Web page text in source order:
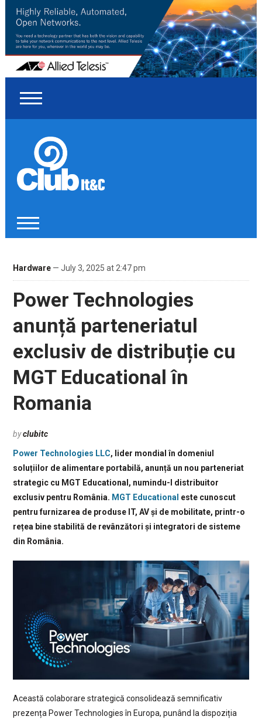
Hardware— July 3, 2025 at 2:47 pm
Power Technologies
anunță parteneriatul
exclusiv de distribuție cu
MGT Educational în
Romania
byclubitc
Power Technologies LLC, lider mondial în domeniul
soluțiilor de alimentare portabilă, anunță un nou parteneriat
strategic cu MGT Educational, numindu-l distribuitor
exclusiv pentru România. MGT Educational este cunoscut
pentru furnizarea de produse IT, AV și de mobilitate, printr-o
rețea bine stabilită de revânzători și integratori de sisteme
din România.
Această colaborare strategică consolidează semnificativ
prezența Power Technologies în Europa, punând la dispoziția